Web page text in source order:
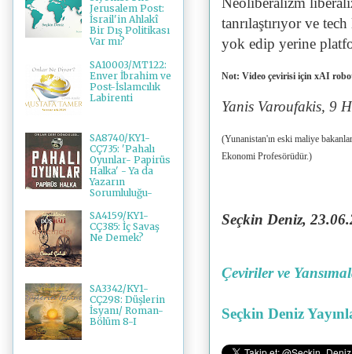
tanrılaştırıyor ve
yok edip yerine
Not: Video çevirisi için xAI
Yanis Varoufakis, 9
(Yunanistan'ın eski maliye
Ekonomi Profesörüdür.)
Seçkin Deniz, 23
Çeviriler ve
Seçkin Deniz
Jerusalem Post:
İsrail'in Ahlakî
Bir Dış Politikası
Var mı?
SA10003/MT122:
Enver İbrahim ve
Post-İslamcılık
Labirenti
SA8740/KY1-
CÇ735: 'Pahalı
Oyunlar- Papirüs
Halka' - Ya da
Yazarın
Sorumluluğu-
SA4159/KY1-
CÇ385: İç Savaş
Ne Demek?
SA3342/KY1-
CÇ298: Düşlerin
İsyanı/ Roman-
Bölüm 8-I